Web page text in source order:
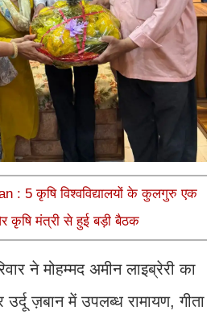
: 5 कृषि विश्वविद्यालयों के कुलगुरु एक
कृषि मंत्री से हुई बड़ी बैठक
ने मोहम्मद अमीन लाइब्रेरी का
ज़बान में उपलब्ध रामायण, गीता